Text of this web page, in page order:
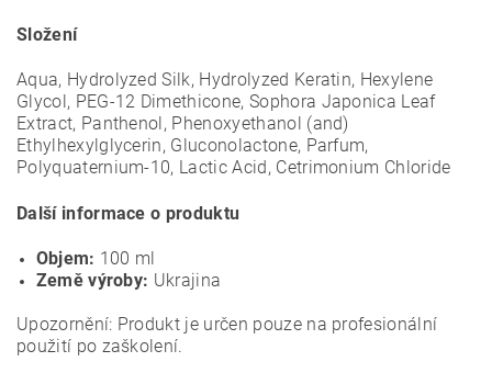
Složení
Aqua, Hydrolyzed Silk, Hydrolyzed Keratin, Hexylene
Glycol, PEG-12 Dimethicone, Sophora Japonica Leaf
Extract, Panthenol, Phenoxyethanol (and)
Ethylhexylglycerin, Gluconolactone, Parfum,
Polyquaternium-10, Lactic Acid, Cetrimonium Chloride
Další informace o produktu
Objem: 100 ml
Země výroby: Ukrajina
Upozornění: Produkt je určen pouze na profesionální
použití po zaškolení.